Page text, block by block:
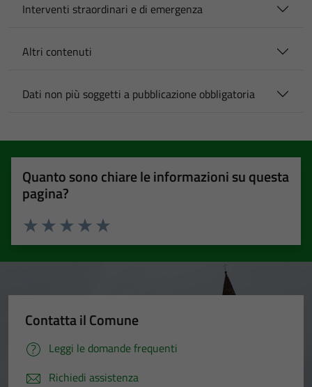
Interventi straordinari e di emergenza
Altri contenuti
Dati non più soggetti a pubblicazione obbligatoria
Quanto sono chiare le informazioni su questa
pagina?
Valuta 5 stelle su 5
Valuta 4 stelle su 5
Valuta 3 stelle su 5
Valuta 2 stelle su 5
Valuta 1 stelle su 5
Contatta il Comune
Leggi le domande frequenti
Richiedi assistenza